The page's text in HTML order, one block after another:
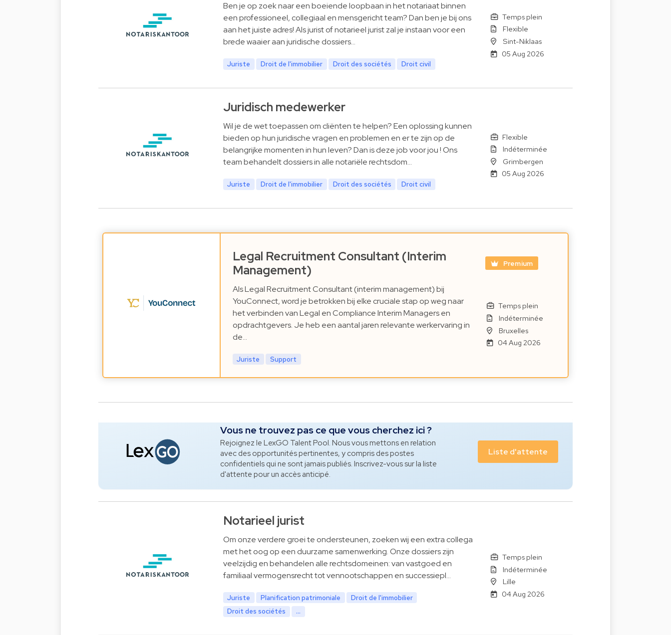
Ben je op zoek naar een boeiende loopbaan in het notariaat binnen
een professioneel, collegiaal en mensgericht team? Dan ben je bij ons
aan het juiste adres! Als jurist of notarieel jurist zal je instaan voor een
brede waaier aan juridische dossiers…
Juriste Droit de l'immobilier Droit des sociétés Droit civil
Temps plein
Flexible
Sint-Niklaas
05 Aug 2026
Juridisch medewerker
Wil je de wet toepassen om cliënten te helpen? Een oplossing kunnen
bieden op hun juridische vragen en problemen en er te zijn op de
belangrijke momenten in hun leven? Dan is deze job voor jou ! Ons
team behandelt dossiers in alle notariële rechtsdom…
Juriste Droit de l'immobilier Droit des sociétés Droit civil
Flexible
Indéterminée
Grimbergen
05 Aug 2026
Legal Recruitment Consultant (Interim
Management)
Premium
Als Legal Recruitment Consultant (interim management) bij
YouConnect, word je betrokken bij elke cruciale stap op weg naar
het verbinden van Legal en Compliance Interim Managers en
opdrachtgevers. Je heb een aantal jaren relevante werkervaring in
de…
Juriste Support
Temps plein
Indéterminée
Bruxelles
04 Aug 2026
Vous ne trouvez pas ce que vous cherchez ici ?
Rejoignez le LexGO Talent Pool. Nous vous mettons en relation
avec des opportunités pertinentes, y compris des postes
confidentiels qui ne sont jamais publiés. Inscrivez-vous sur la liste
d'attente pour un accès anticipé.
Liste d'attente
Notarieel jurist
Om onze verdere groei te ondersteunen, zoeken wij een extra collega
met het oog op een duurzame samenwerking. Onze dossiers zijn
veelzijdig en behandelen alle rechtsdomeinen: van vastgoed en
familiaal vermogensrecht tot vennootschappen en successiepl…
Juriste Planification patrimoniale
Droit de l'immobilier
Droit des sociétés
...
Temps plein
Indéterminée
Lille
04 Aug 2026